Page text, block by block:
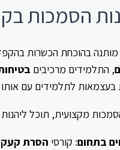
הסמכות
בהוכחת הכשרות
, התלמידים מרכיבים
בעצמאות לתלמידים עם
מקצועית, תוכל ליהנות
בתחום: קורסי הסרת